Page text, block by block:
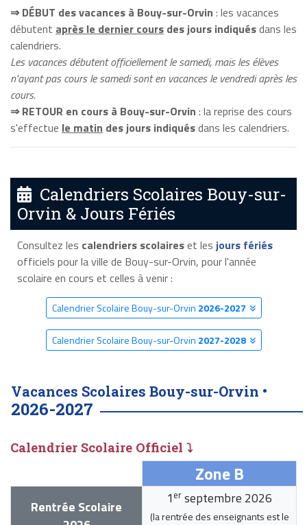
⇒ DÉBUT des vacances à Bouy-sur-Orvin : les vacances
débutent après le dernier cours des jours indiquésdans les
calendriers.
Les vacances débutent officiellement le samedi, mais les élèves
n'ayant pas cours le samedi sont en vacances le vendredi après les
cours.
⇒ RETOUR en cours à Bouy-sur-Orvin : la reprise des cours
s'effectue le matin des jours indiquésdans les calendriers.
Calendriers Scolaires Bouy-sur-
Orvin & Jours Fériés
Consultez les calendriers scolaireset les jours fériés
officiels pour la ville de Bouy-sur-Orvin, pour l'année
scolaire en cours et celles à venir :
Calendrier Scolaire Bouy-sur-Orvin 2026-2027
Calendrier Scolaire Bouy-sur-Orvin 2027-2028
Vacances Scolaires Bouy-sur-Orvin •
2026-2027
Calendrier Scolaire Officiel ⤵
Zone B
Rentrée Scolaire
1 er septembre 2026
(la rentrée des enseignants est le